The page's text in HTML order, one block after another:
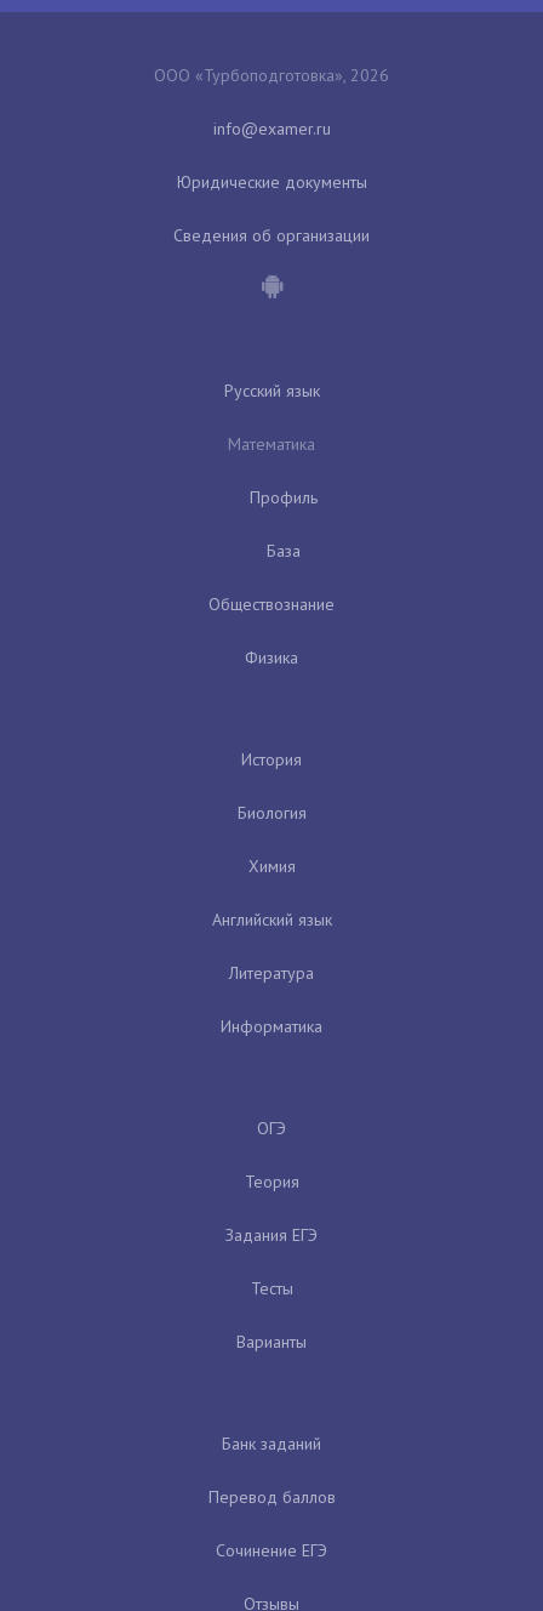
ООО «Турбоподготовка», 2026
Юридические документы
Сведения об организации
Русский язык
Математика
Профиль
База
Обществознание
Физика
История
Биология
Химия
Английский язык
Литература
Информатика
ОГЭ
Теория
Задания ЕГЭ
Тесты
Варианты
Банк заданий
Перевод баллов
Сочинение ЕГЭ
Отзывы